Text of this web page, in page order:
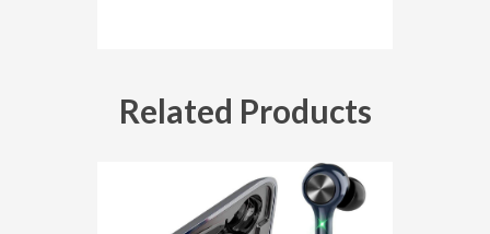
Related Products